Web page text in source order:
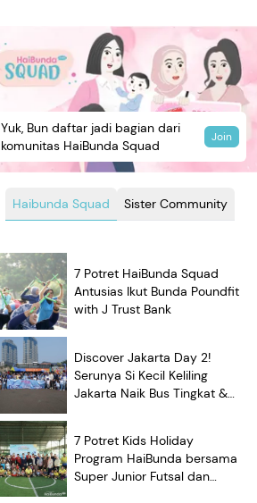
Haibunda Squad Sister Community
Yuk, Bun daftar jadi bagian dari
komunitas HaiBunda Squad
Join
7 Potret HaiBunda Squad
Antusias Ikut Bunda Poundfit
with J Trust Bank
Discover Jakarta Day 2!
Serunya Si Kecil Keliling
Jakarta Naik Bus Tingkat &
7 Potret Kids Holiday
Program HaiBunda bersama
Super Junior Futsal dan